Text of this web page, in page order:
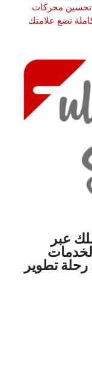
تحسين محركات
تضع علامتك
عبر
رحلة تطوير